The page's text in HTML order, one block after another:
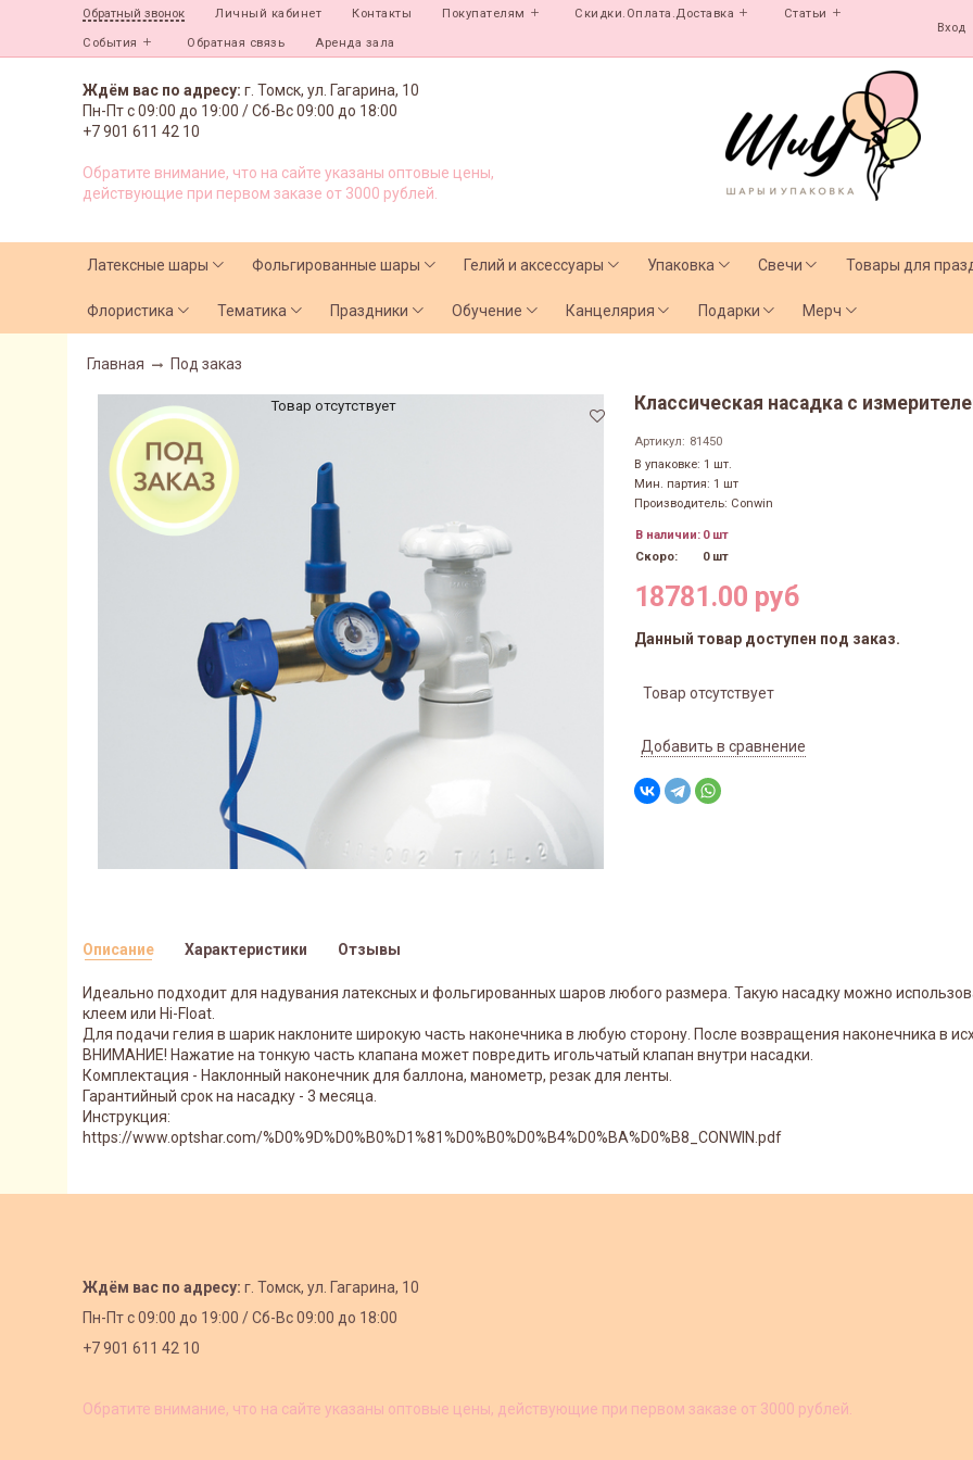
Обратный звонок Личный кабинет Контакты Покупателям Скидки.Оплата.Доставка Статьи
События Обратная связь Аренда зала
Вход
Ждём вас по адресу: г. Томск, ул. Гагарина, 10
Пн-Пт с09:00 до 19:00 /Сб-Вс 09:00 до 18:00
+7 901 611 42 10
Обратите внимание, что на сайте указаны оптовые цены,
действующие при первом заказе от 3000 рублей.
Латексные шары Фольгированные шары Гелий и аксессуары Упаковка Свечи Товары для
Флористика Тематика Праздники Обучение Канцелярия Подарки Мерч
Главная Под заказ
Товар отсутствует Классическая насадка с
Артикул: 81450
В упаковке: 1 шт.
Мин. партия: 1 шт
Производитель: Conwin
В наличии: 0 шт
Скоро:
0 шт
18781.00 руб
Данный товар доступен под заказ.
Товар отсутствует
Добавить в сравнение
Описание
Идеально подходит для надувания латексных и фольгированных шаров любого размера. Такую насадку можно
клеем или Hi-Float.
Для подачи гелия в шарик наклоните широкую часть наконечника в любую сторону. После возвращения наконечника в
ВНИМАНИЕ! Нажатие на тонкую часть клапана может повредить игольчатый клапан внутри насадки.
Комплектация - Наклонный наконечник для баллона, манометр, резак для ленты.
Гарантийный срок на насадку - 3 месяца.
Инструкция:
https://www.optshar.com/%D0%9D%D0%B0%D1%81%D0%B0%D0%B4%D0%BA%D0%B8_CONWIN.pdf
Характеристики Отзывы
Ждём вас по адресу: г. Томск, ул. Гагарина, 10
Пн-Пт с09:00 до 19:00 /Сб-Вс 09:00 до 18:00
+7 901 611 42 10
Обратите внимание, что на сайте указаны оптовые цены, действующие при первом заказе от 3000 рублей.